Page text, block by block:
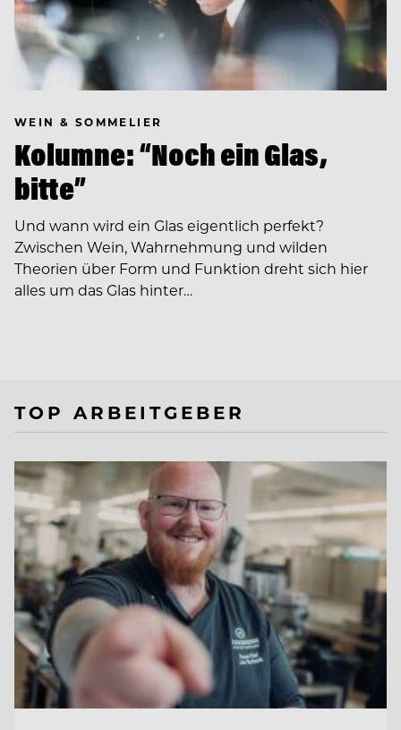
WEIN & SOMMELIER
Kolumne: “Noch ein Glas,
bitte”
Und wann wird ein Glas eigentlich perfekt?
Zwischen Wein, Wahrnehmung und wilden
Theorien über Form und Funktion dreht sich hier
alles um das Glas hinter…
TOP ARBEITGEBER